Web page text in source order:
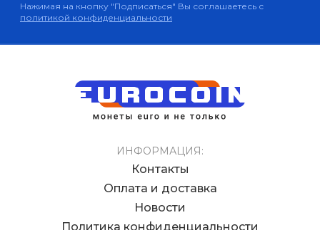
Нажимая на кнопку "Подписаться" Вы соглашаетесь с
политикой конфиденциальности
ИНФОРМАЦИЯ:
Контакты
Оплата и доставка
Новости
Политика конфиденциальности